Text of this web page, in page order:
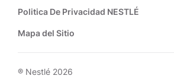
Politica De Privacidad NESTLÉ
Mapa del Sitio
® Nestlé 2026